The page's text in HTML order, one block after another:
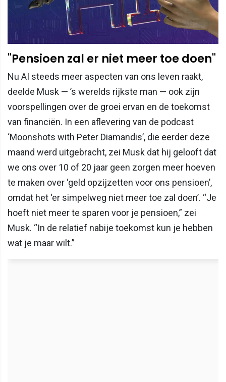
"Pensioen zal er niet meer toe doen"
Nu AI steeds meer aspecten van ons leven raakt,
deelde Musk — ’s werelds rijkste man — ook zijn
voorspellingen over de groei ervan en de toekomst
van financiën. In een aflevering van de podcast
‘Moonshots with Peter Diamandis’, die eerder deze
maand werd uitgebracht, zei Musk dat hij gelooft dat
we ons over 10 of 20 jaar geen zorgen meer hoeven
te maken over ‘geld opzijzetten voor ons pensioen’,
omdat het ‘er simpelweg niet meer toe zal doen’. “Je
hoeft niet meer te sparen voor je pensioen,” zei
Musk. “In de relatief nabije toekomst kun je hebben
wat je maar wilt.”